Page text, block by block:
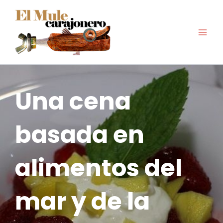
Una cena
basada en
alimentos del
mar y de la